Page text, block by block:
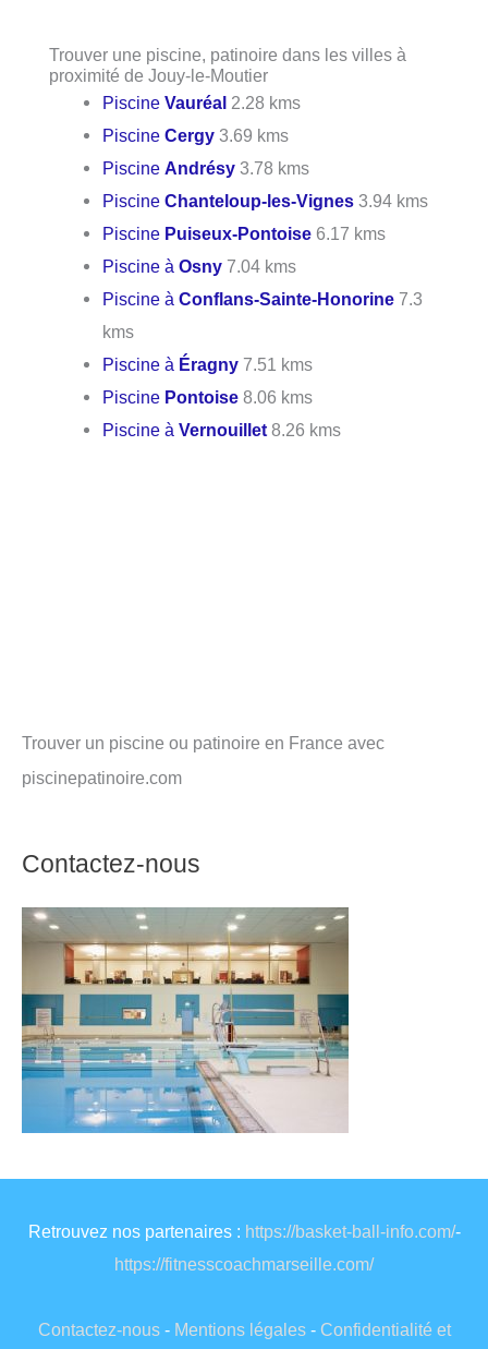
Trouver une piscine, patinoire dans les villes à
proximité de Jouy-le-Moutier
PiscineVauréal 2.28 kms
PiscineCergy 3.69 kms
Piscine Andrésy 3.78 kms
PiscineChanteloup-les-Vignes 3.94 kms
Piscine Puiseux-Pontoise 6.17 kms
Piscine àOsny 7.04 kms
Piscine àConflans-Sainte-Honorine 7.3
kms
Piscine à Éragny 7.51 kms
Piscine Pontoise 8.06 kms
Piscine àVernouillet 8.26 kms
Trouver un piscine ou patinoire en France avec
piscinepatinoire.com
Contactez-nous
Retrouvez nos partenaires : https://basket-ball-info.com/-
https://fitnesscoachmarseille.com/
Contactez-nous- Mentions légales- Confidentialité et